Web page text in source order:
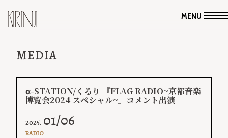
MENU
MEDIA
α-STATION/くるり 『FLAG RADIO~京都音楽
博覧会2024 スペシャル~』コメント出演
2025. 01/06
RADIO